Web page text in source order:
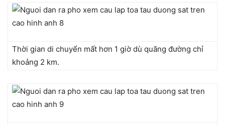
Thời gian di chuyển mất hơn 1 giờ dù quãng đường chỉ
khoảng 2 km.